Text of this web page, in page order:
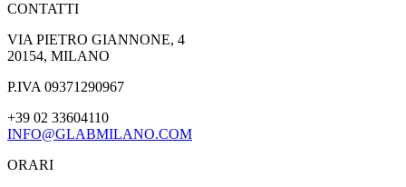
CONTATTI
VIA PIETRO GIANNONE, 4
20154, MILANO
P.IVA 09371290967
+39 02 33604110
INFO@GLABMILANO.COM
ORARI